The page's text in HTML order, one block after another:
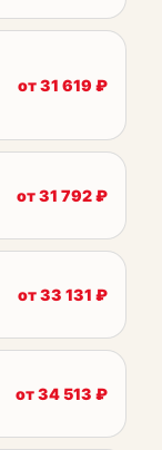
от31 619 ₽
от31 792₽
от33 131 ₽
от34 513 ₽